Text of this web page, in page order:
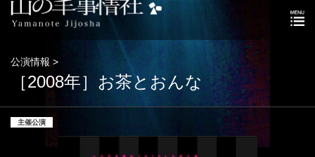
公演情報 >
［2008年］お茶とおんな
主催公演